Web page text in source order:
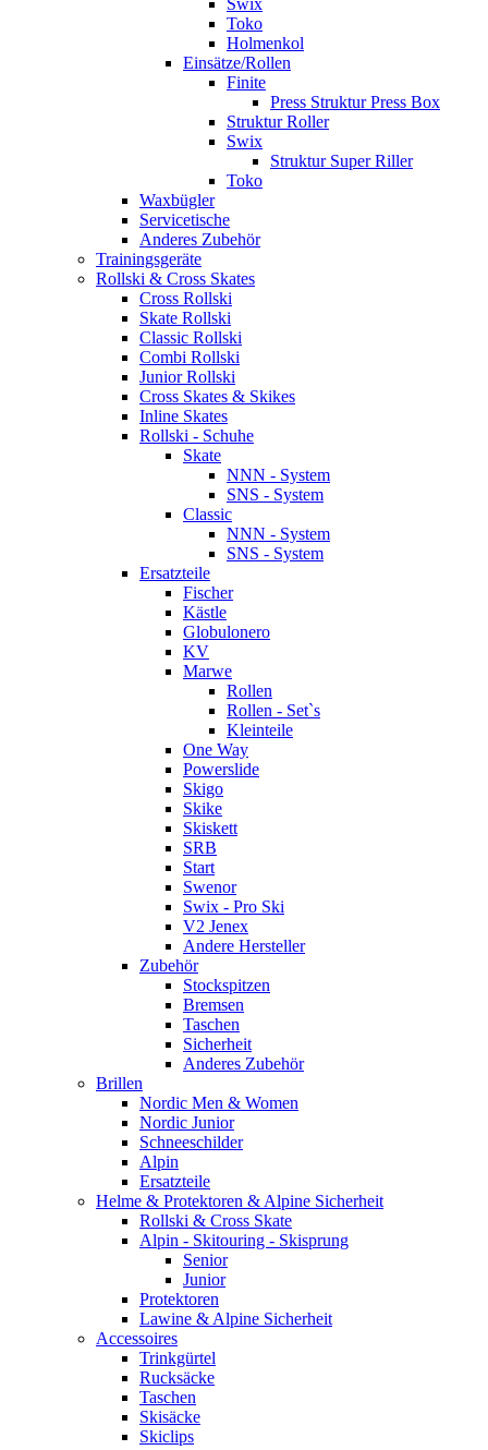
Swix
Toko
Holmenkol
Einsätze/Rollen
Finite
Press Struktur Press Box
Struktur Roller
Swix
Struktur Super Riller
Toko
Waxbügler
Servicetische
Anderes Zubehör
Trainingsgeräte
Rollski & Cross Skates
Cross Rollski
Skate Rollski
Classic Rollski
Combi Rollski
Junior Rollski
Cross Skates & Skikes
Inline Skates
Rollski - Schuhe
Skate
NNN - System
SNS - System
Classic
NNN - System
SNS - System
Ersatzteile
Fischer
Kästle
Globulonero
KV
Marwe
Rollen
Rollen - Set`s
Kleinteile
One Way
Powerslide
Skigo
Skike
Skiskett
SRB
Start
Swenor
Swix - Pro Ski
V2 Jenex
Andere Hersteller
Zubehör
Stockspitzen
Bremsen
Taschen
Sicherheit
Anderes Zubehör
Brillen
Nordic Men & Women
Nordic Junior
Schneeschilder
Alpin
Ersatzteile
Helme & Protektoren & Alpine Sicherheit
Rollski & Cross Skate
Alpin - Skitouring - Skisprung
Senior
Junior
Protektoren
Lawine & Alpine Sicherheit
Accessoires
Trinkgürtel
Rucksäcke
Taschen
Skisäcke
Skiclips